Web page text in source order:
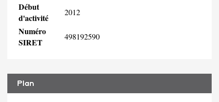
Début
d'activité
2012
Numéro
SIRET
498192590
Plan